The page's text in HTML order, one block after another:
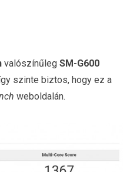
valószínűleg SM-G600
szinte biztos, hogy ez a
weboldalán.